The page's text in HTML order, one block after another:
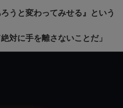
うと変わってみせる』という
対に手を離さないことだ」